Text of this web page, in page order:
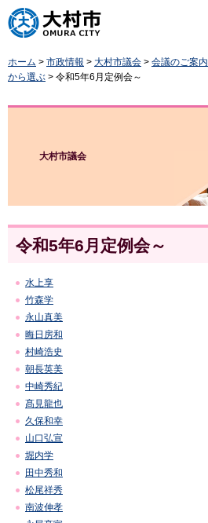
大村市
ホーム > 市政情報 > 大村市議会 > 会議のご案内
から選ぶ > 令和5年6月定例会～
大村市議会
令和5年6月定例会～
水上享
竹森学
永山真美
晦日房和
村崎浩史
朝長英美
中崎秀紀
髙見龍也
久保和幸
山口弘宣
堀内学
田中秀和
松尾祥秀
南波伸孝